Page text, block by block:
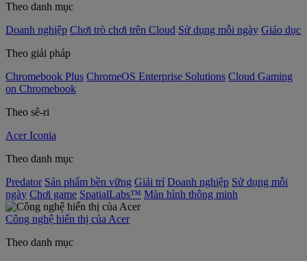
Theo danh mục
Doanh nghiệp Chơi trò chơi trên Cloud Sử dụng mỗi ngày Giáo dục
Theo giải pháp
Chromebook Plus ChromeOS Enterprise Solutions Cloud Gaming
on Chromebook
Theo sê-ri
Acer Iconia
Theo danh mục
Predator Sản phẩm bền vững Giải trí Doanh nghiệp Sử dụng mỗi
ngày Chơi game SpatialLabs™ Màn hình thông minh
Công nghệ hiển thị của Acer
Theo danh mục